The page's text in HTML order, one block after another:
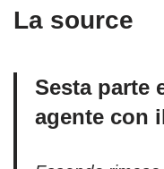
La source
Sesta parte
agente con